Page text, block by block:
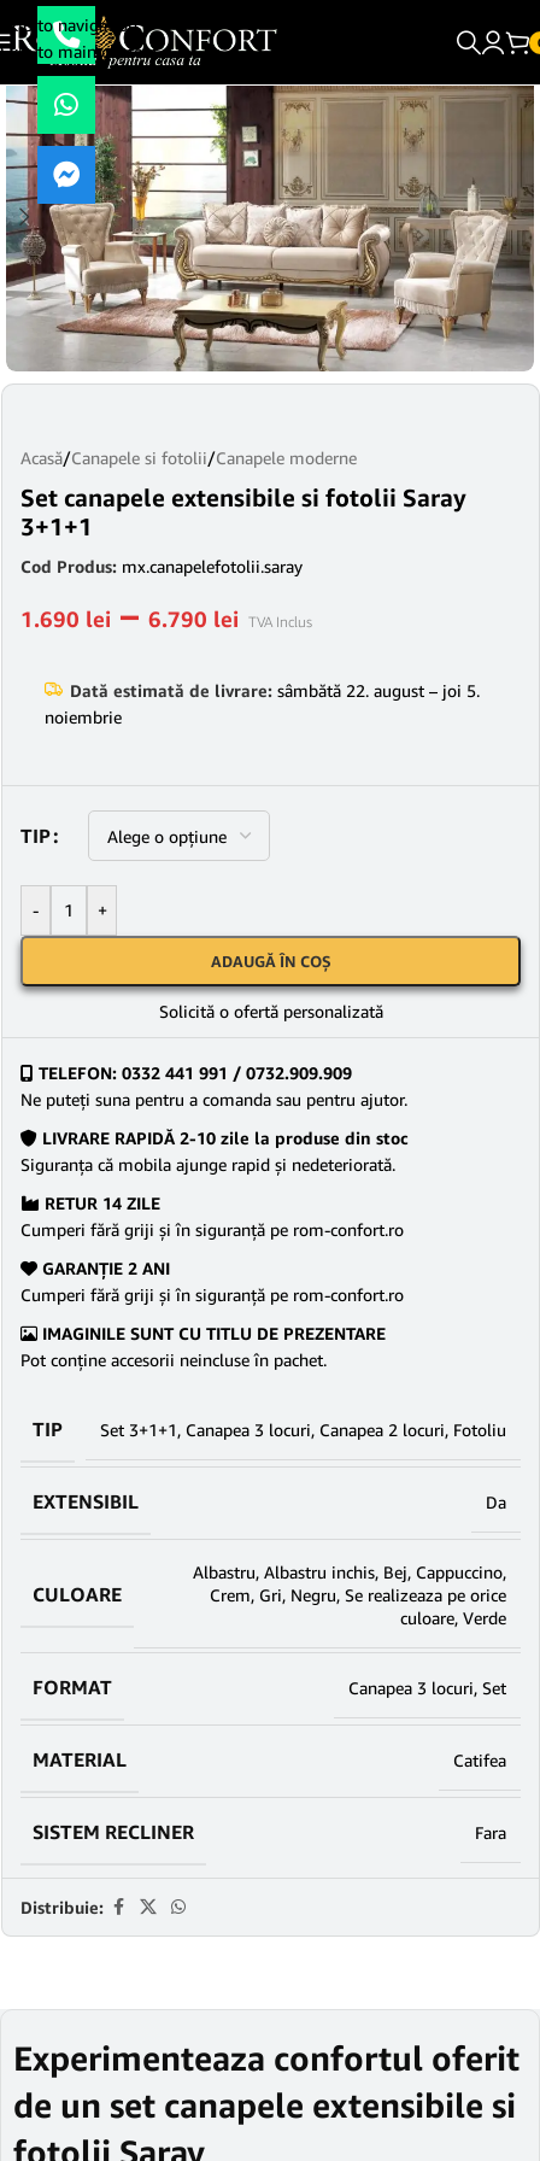
Skip to navigation
Skip to main content
Acasă/Canapele si fotolii/Canapele moderne
Set canapele extensibile si fotolii Saray
3+1+1
Cod Produs: mx.canapelefotolii.saray
1.690 lei – 6.790 lei TVA Inclus
Dată estimată de livrare: sâmbătă 22. august – joi 5.
noiembrie
TIP
- +
ADAUGĂ ÎN COȘ
Solicită o ofertă personalizată
TELEFON: 0332 441 991 / 0732.909.909
Ne puteţi suna pentru a comanda sau pentru ajutor.
LIVRARE RAPIDĂ 2-10 zile la produse din stoc
Siguranţa că mobila ajunge rapid şi nedeteriorată.
RETUR 14 ZILE
Cumperi fără griji şi în siguranţă pe rom-confort.ro
GARANŢIE 2 ANI
Cumperi fără griji şi în siguranţă pe rom-confort.ro
IMAGINILE SUNT CU TITLU DE PREZENTARE
Pot conține accesorii neincluse în pachet.
TIP Set 3+1+1, Canapea 3 locuri, Canapea 2 locuri, Fotoliu
EXTENSIBIL Da
CULOARE
Albastru, Albastru inchis, Bej, Cappuccino,
Crem, Gri, Negru, Se realizeaza pe orice
culoare, Verde
FORMAT Canapea 3 locuri, Set
MATERIAL Catifea
SISTEM RECLINER Fara
Distribuie:
Experimenteaza confortul oferit
de un set canapele extensibile si
fotolii Saray